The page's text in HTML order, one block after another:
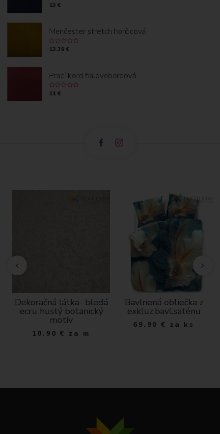
13 €
Menčester stretch horčicová
13.29 €
Prací kord fialovobordová
11 €
Dekoračná látka- bledá
ecru hustý botanický
motív
10.90 € za m
Bavlnená obliečka z
exkluz.bavl.saténu
69.90 € za ks